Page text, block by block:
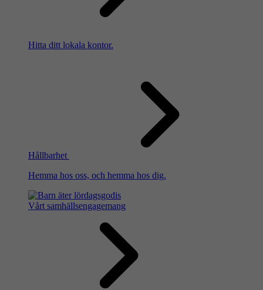
Hitta ditt lokala kontor.
Hållbarhet
Hemma hos oss, och hemma hos dig.
Vårt samhällsengagemang